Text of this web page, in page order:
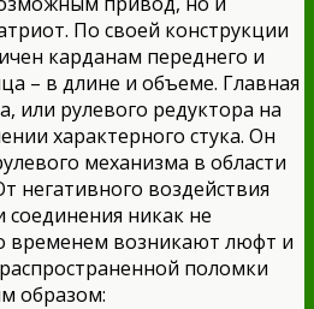
По своей конструкции
карданам переднего и
– в длине и объеме. Главная
или рулевого редуктора на
характерного стука. Он
механизма в области
негативного воздействия
никак не
временем возникают люфт и
поломки
образом: